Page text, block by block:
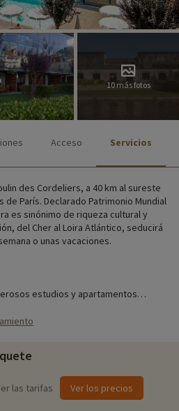
10 más fotos
Acceso Servicios
des Cordeliers, a 40 km al sureste
de París. Declarado Patrimonio Mundial
es sinónimo de riqueza cultural y
del Cher al Loira Atlántico, seducirá
o unas vacaciones.
estudios y apartamentos
Todos los alojamientos disponen
sobre las actividades disponibles
las tarifas Ver los precios